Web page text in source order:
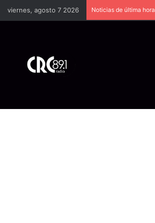
viernes, agosto 7 2026 Noticias de última hora